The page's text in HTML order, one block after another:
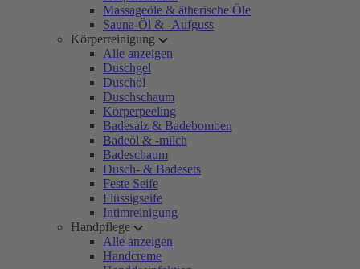
Massageöle & ätherische Öle
Sauna-Öl & -Aufguss
Körperreinigung
Alle anzeigen
Duschgel
Duschöl
Duschschaum
Körperpeeling
Badesalz & Badebomben
Badeöl & -milch
Badeschaum
Dusch- & Badesets
Feste Seife
Flüssigseife
Intimreinigung
Handpflege
Alle anzeigen
Handcreme